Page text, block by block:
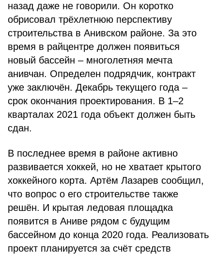
назад даже не говорили. Он коротко
обрисовал трёхлетнюю перспективу
строительства в Анивском районе. За это
время в райцентре должен появиться
новый бассейн – многолетняя мечта
анивчан. Определен подрядчик, контракт
уже заключён. Декабрь текущего года –
срок окончания проектирования. В 1–2
кварталах 2021 года объект должен быть
сдан.
В последнее время в районе активно
развивается хоккей, но не хватает крытого
хоккейного корта. Артём Лазарев сообщил,
что вопрос о его строительстве также
решён. И крытая ледовая площадка
появится в Аниве рядом с будущим
бассейном до конца 2020 года. Реализовать
проект планируется за счёт средств